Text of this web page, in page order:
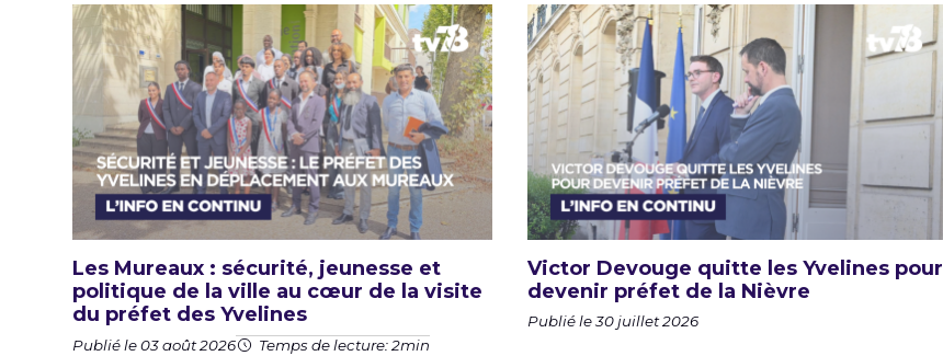
Les Mureaux : sécurité, jeunesse et
politique de la ville au cœur de la visite
du préfet des Yvelines
Publié le 03 août 2026 Temps de lecture: 2min
Victor Devouge quitte les Yvelines pour
devenir préfet de la Nièvre
Publié le 30 juillet 2026